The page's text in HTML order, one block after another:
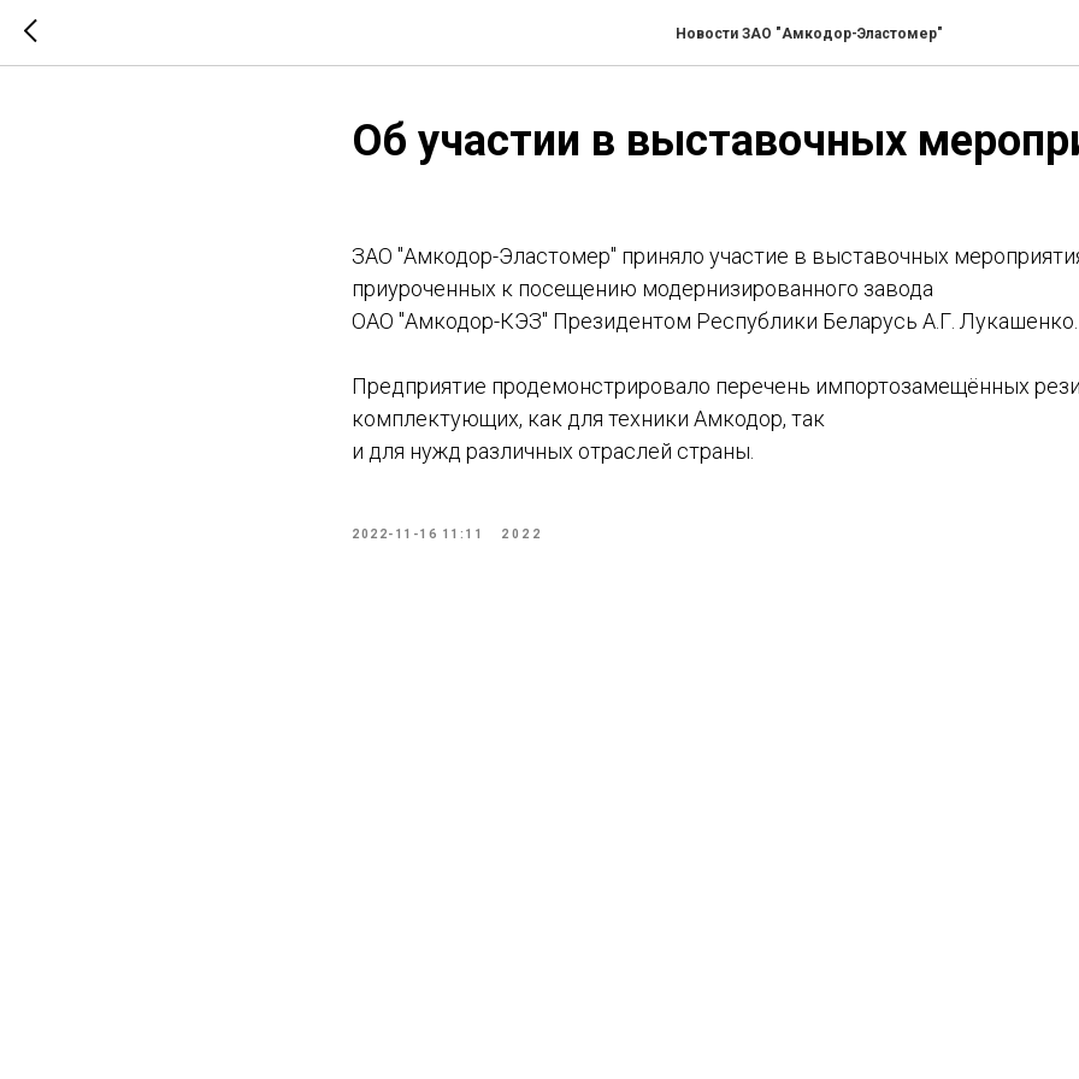
Новости ЗАО "Амкодор-Эластомер"
Об участии в выставочных
ЗАО "Амкодор-Эластомер" приняло участие в выставочных
приуроченных к посещению модернизированного завода
ОАО "Амкодор-КЭЗ" Президентом Республики Беларусь А.Г. Лукашенко.
Предприятие продемонстрировало перечень импортозамещённых
комплектующих, как для техники Амкодор, так
и для нужд различных отраслей страны.
2022-11-16 11:11 2022